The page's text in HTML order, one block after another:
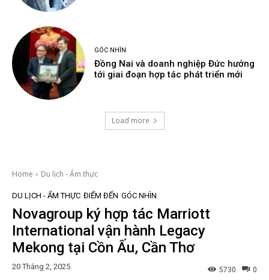
GÓC NHÌN
Đồng Nai và doanh nghiệp Đức hướng
tới giai đoạn hợp tác phát triển mới
Load more